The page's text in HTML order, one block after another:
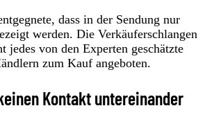
dass in der Sendung nur
werden. Die Verkäuferschlangen
jedes von den Experten geschätzte
zum Kauf angeboten.
Kontakt untereinander